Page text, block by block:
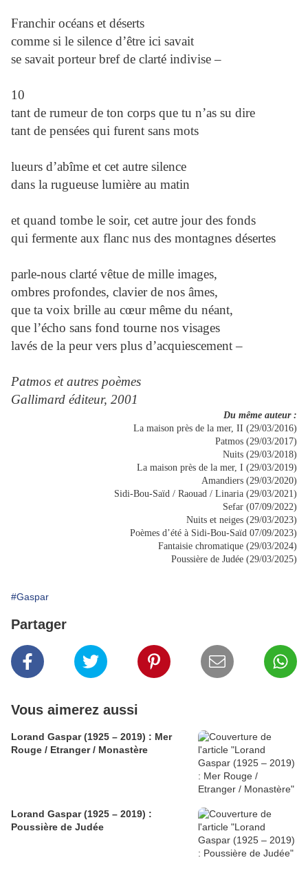
Franchir océans et déserts
comme si le silence d’être ici savait
se savait porteur bref de clarté indivise –
10
tant de rumeur de ton corps que tu n’as su dire
tant de pensées qui furent sans mots
lueurs d’abîme et cet autre silence
dans la rugueuse lumière au matin
et quand tombe le soir, cet autre jour des fonds
qui fermente aux flanc nus des montagnes désertes
parle-nous clarté vêtue de mille images,
ombres profondes, clavier de nos âmes,
que ta voix brille au cœur même du néant,
que l’écho sans fond tourne nos visages
lavés de la peur vers plus d’acquiescement –
Patmos et autres poèmes
Gallimard éditeur, 2001
Du même auteur :
La maison près de la mer, II (29/03/2016)
Patmos (29/03/2017)
Nuits (29/03/2018)
La maison près de la mer, I (29/03/2019)
Amandiers (29/03/2020)
Sidi-Bou-Saïd / Raouad / Linaria (29/03/2021)
Sefar (07/09/2022)
Nuits et neiges (29/03/2023)
Poèmes d’été à Sidi-Bou-Saïd 07/09/2023)
Fantaisie chromatique (29/03/2024)
Poussière de Judée (29/03/2025)
#Gaspar
Partager
Vous aimerez aussi
Lorand Gaspar (1925 – 2019) : Mer
Rouge / Etranger / Monastère
Lorand Gaspar (1925 – 2019) :
Poussière de Judée